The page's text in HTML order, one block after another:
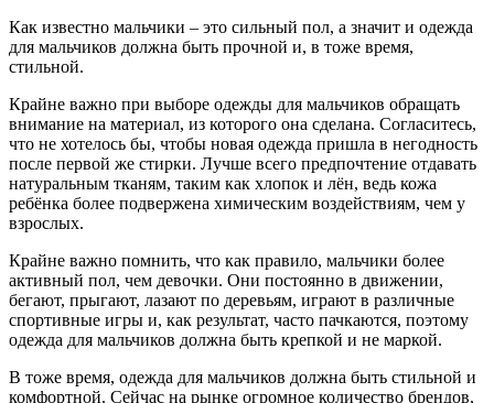
Как известно мальчики – это сильный пол, а значит и одежда
для мальчиков должна быть прочной и, в тоже время,
стильной.
Крайне важно при выборе одежды для мальчиков обращать
внимание на материал, из которого она сделана. Согласитесь,
что не хотелось бы, чтобы новая одежда пришла в негодность
после первой же стирки. Лучше всего предпочтение отдавать
натуральным тканям, таким как хлопок и лён, ведь кожа
ребёнка более подвержена химическим воздействиям, чем у
взрослых.
Крайне важно помнить, что как правило, мальчики более
активный пол, чем девочки. Они постоянно в движении,
бегают, прыгают, лазают по деревьям, играют в различные
спортивные игры и, как результат, часто пачкаются, поэтому
одежда для мальчиков должна быть крепкой и не маркой.
В тоже время, одежда для мальчиков должна быть стильной и
комфортной. Сейчас на рынке огромное количество брендов,